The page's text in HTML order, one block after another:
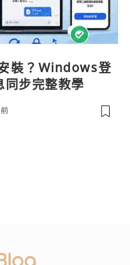
裝？Windows登
同步完整教學